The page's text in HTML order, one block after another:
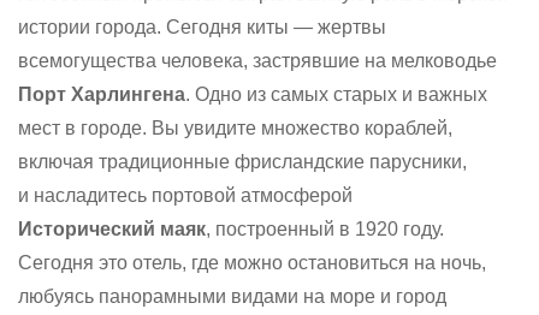
истории города. Сегодня киты — жертвы
всемогущества человека, застрявшие на мелководье
Порт Харлингена. Одно из самых старых и важных
мест в городе. Вы увидите множество кораблей,
включая традиционные фрисландские парусники,
и насладитесь портовой атмосферой
Исторический маяк, построенный в 1920 году.
Сегодня это отель, где можно остановиться на ночь,
любуясь панорамными видами на море и город